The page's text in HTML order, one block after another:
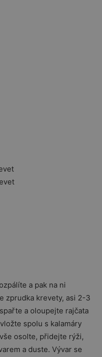
a pak na ni
zprudka krevety, asi 2-3
a oloupejte rajčata
spolu s kalamáry
osolte, přidejte rýži,
a duste. Vývar se